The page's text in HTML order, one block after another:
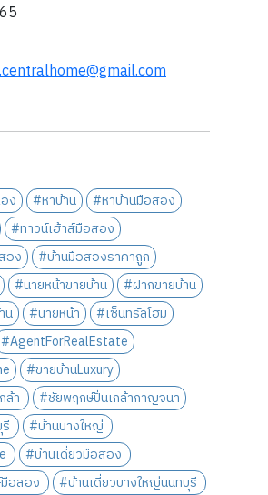
ง #หาบ้าน
#หาบ้านมือสอง
#ทาวน์เฮ้าส์มือสอง
อง
#บ้านมือสองราคาถูก
#นายหน้าขายบ้าน
#ฝากขายบ้าน
น
#นายหน้า
#เซ็นทรัลโฮม
#AgentForRealEstate
#ขายบ้านLuxury
ล้า
#ชัยพฤกษ์ปิ่นเกล้ากาญจนา
#บ้านบางใหญ่
#บ้านเดี่ยวมือสอง
อสอง
#บ้านเดี่ยวบางใหญ่นนทบุรี